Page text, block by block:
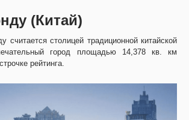
(Китай)
считается столицей традиционной китайской
город площадью 14,378 кв. км
рейтинга.